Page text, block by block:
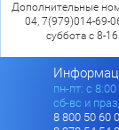
Дополнительные
04, 7(979)014-69-
суббота с 8-
пн-пт: c
сб-вс и
8 800 50 60